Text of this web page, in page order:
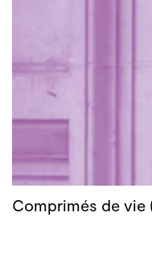
Comprimés de vie